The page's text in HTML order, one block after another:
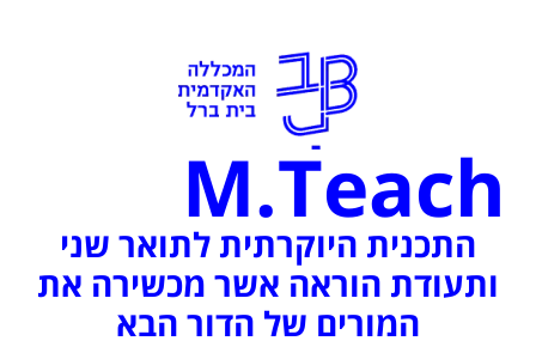
M.teach
התכנית היוקרתית לתואר שני
ותעודת הוראה אשר מכשירה את
המורים של הדור הבא